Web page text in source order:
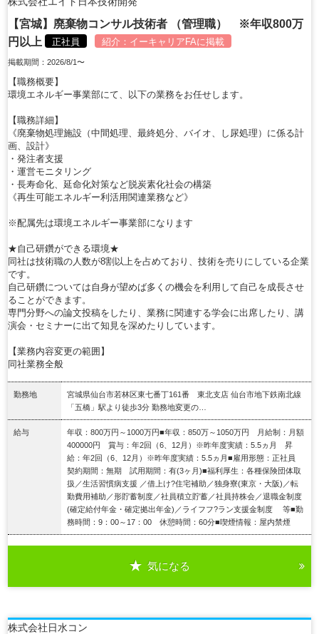
【宮城】廃棄物コンサル技術者 （管理職） ※年収800万
円以上
正社員 紹介： イーキャリアFAに掲載
掲載期間：2026/8/1〜
【職務概要】
環境エネルギー事業部にて、以下の業務をお任せします。
【職務詳細】
《廃棄物処理施設（中間処理、最終処分、バイオ、し尿処理）に係る計
画、設計》
・発注者支援
・運営モニタリング
・長寿命化、延命化対策など脱炭素化社会の構築
《再生可能エネルギー利活用関連業務など》
※配属先は環境エネルギー事業部になります
★自己研鑽ができる環境★
同社は技術職の人数が8割以上を占めており、技術を売りにしている企業
です。
自己研鑽については自身が望めば多くの機会を利用して自己を成長させ
ることができます。
専門分野への論文投稿をしたり、業務に関連する学会に出席したり、講
演会・セミナーに出て知見を深めたりしています。
【業務内容変更の範囲】
同社業務全般
勤務地
宮城県仙台市若林区東七番丁161番 東北支店 仙台市地下鉄南北線
「五橋」駅より徒歩3分 勤務地変更の…
給与
年収：800万円～1000万円■年収：850万～1050万円 月給制：月額
400000円 賞与：年2回（6、12月）※昨年度実績：5.5ヵ月 昇
給：年2回（6、12月）※昨年度実績：5.5ヵ月■雇用形態：正社員
契約期間：無期 試用期間：有(3ヶ月)■福利厚生：各種保険団体取
扱／生活習慣病支援 ／借上け?住宅補助／独身寮(東京・大阪)／転
勤費用補助／形貯蓄制度／社員積立貯蓄／社員持株会／退職金制度
(確定給付年金・確定拠出年金)／ライフフ?ラン支援金制度 等■勤
務時間：9：00～17：00 休憩時間：60分■喫煙情報：屋内禁煙
気になる
株式会社日水コン